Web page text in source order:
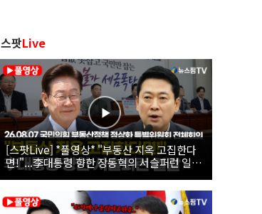
스팟Live
[스팟Live] *풀영상* "부동산 지옥 고집한다
면!"...李대통령 향한 장동혁의 서슬퍼런 일갈
| 26.08.07 국민의힘 부동산정책 정상화 특별
위원회 전체회의